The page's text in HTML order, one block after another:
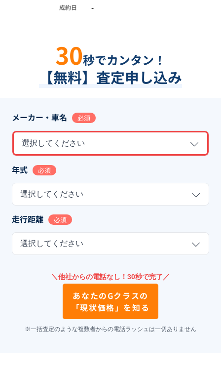
成約日
-
30秒でカンタン！
【無料】査定申し込み
メーカー・車名 必須
選択してください
年式 必須
選択してください
走行距離 必須
選択してください
＼他社からの電話なし！30秒で完了／
あなたのGクラスの
「現状価格」を知る
※一括査定のような複数者からの電話ラッシュは一切ありません